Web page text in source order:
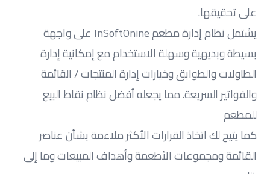
على تحقيقها.
يشتمل نظام إدارة مطعم InSoftOnine على واجهة
بسيطة وبديهية وسهلة الاستخدام مع إمكانية إدارة
الطاولات والطوابق وخيارات إدارة المنتجات / القائمة
والفواتير السريعة. مما يجعله أفضل نظام نقاط البيع
للمطعم
كما يتيح لك اتخاذ القرارات الأكثر ملاءمة بشأن عناصر
القائمة ومجموعات الأطعمة وأهداف المبيعات وما إلى